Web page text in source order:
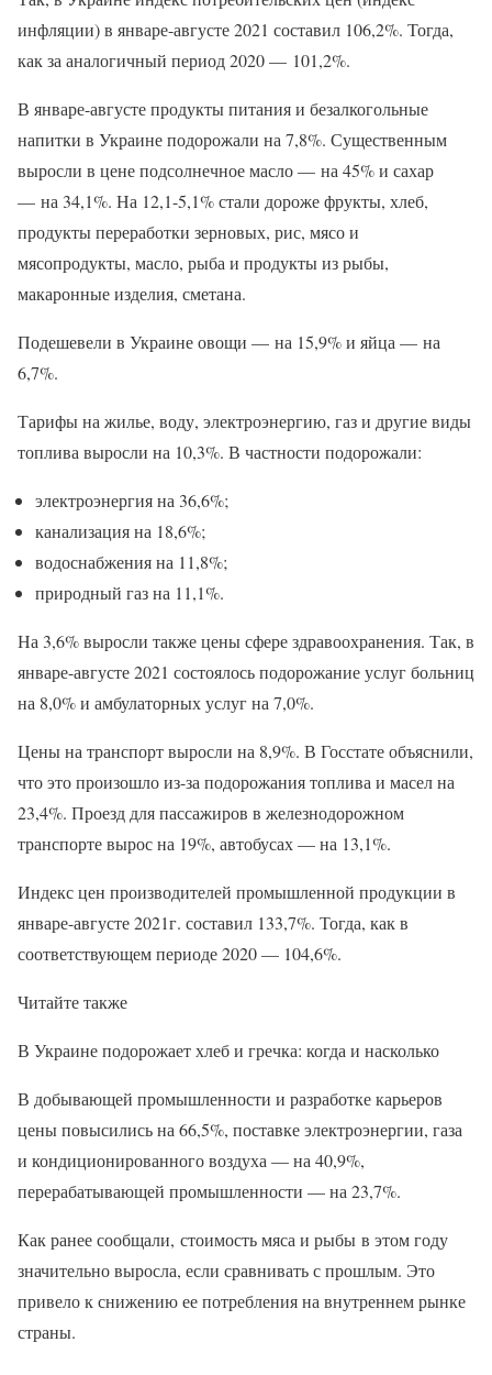
инфляции) в январе-августе 2021 составил 106,2%. Тогда,
как за аналогичный период 2020 — 101,2%.
В январе-августе продукты питания и безалкогольные
напитки в Украине подорожали на 7,8%. Существенным
выросли в цене подсолнечное масло — на 45% и сахар
— на 34,1%. На 12,1-5,1% стали дороже фрукты, хлеб,
продукты переработки зерновых, рис, мясо и
мясопродукты, масло, рыба и продукты из рыбы,
макаронные изделия, сметана.
Подешевели в Украине овощи — на 15,9% и яйца — на
6,7%.
Тарифы на жилье, воду, электроэнергию, газ и другие виды
топлива выросли на 10,3%. В частности подорожали:
электроэнергия на 36,6%;
канализация на 18,6%;
водоснабжения на 11,8%;
природный газ на 11,1%.
На 3,6% выросли также цены сфере здравоохранения. Так, в
январе-августе 2021 состоялось подорожание услуг больниц
на 8,0% и амбулаторных услуг на 7,0%.
Цены на транспорт выросли на 8,9%. В Госстате объяснили,
что это произошло из-за подорожания топлива и масел на
23,4%. Проезд для пассажиров в железнодорожном
транспорте вырос на 19%, автобусах — на 13,1%.
Индекс цен производителей промышленной продукции в
январе-августе 2021г. составил 133,7%. Тогда, как в
соответствующем периоде 2020 — 104,6%.
Читайте также
В Украине подорожает хлеб и гречка: когда и насколько
В добывающей промышленности и разработке карьеров
цены повысились на 66,5%, поставке электроэнергии, газа
и кондиционированного воздуха — на 40,9%,
перерабатывающей промышленности — на 23,7%.
Как ранее сообщали, стоимость мяса и рыбы в этом году
значительно выросла, если сравнивать с прошлым. Это
привело к снижению ее потребления на внутреннем рынке
страны.